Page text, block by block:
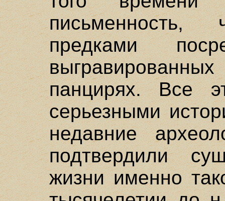
предками
панцирях. Все
серьезными
недавние
подтвердили
жизни именно